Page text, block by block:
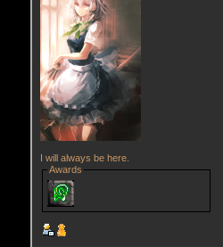
I will always be here.
Awards